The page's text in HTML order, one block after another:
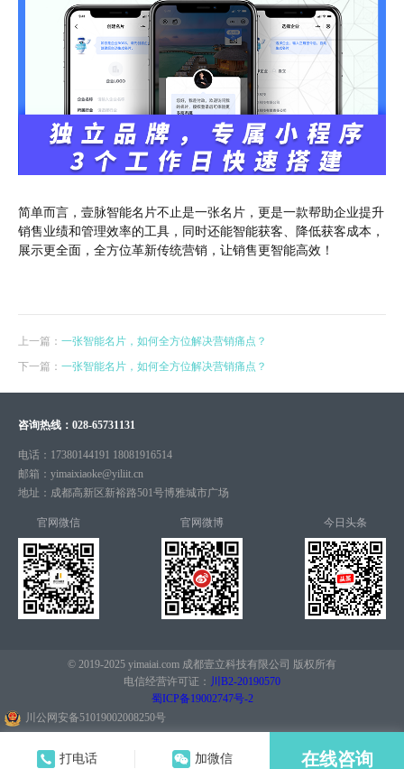
简单而言，壹脉智能名片不止是一张名片，更是一款帮助企业提升
销售业绩和管理效率的工具，同时还能智能获客、降低获客成本，
展示更全面，全方位革新传统营销，让销售更智能高效！
上一篇： 一张智能名片，如何全方位解决营销痛点？
下一篇： 一张智能名片，如何全方位解决营销痛点？
打电话 加微信 在线咨询
咨询热线： 028-65731131
电话： 17380144191 18081916514
邮箱： yimaixiaoke@yiliit.cn
地址： 成都高新区新裕路501号博雅城市广场
官网微信 官网微博 今日头条
© 2019-2025 yimaiai.com 成都壹立科技有限公司 版权所有
电信经营许可证： 川B2-20190570
蜀ICP备19002747号-2
川公网安备51019002008250号